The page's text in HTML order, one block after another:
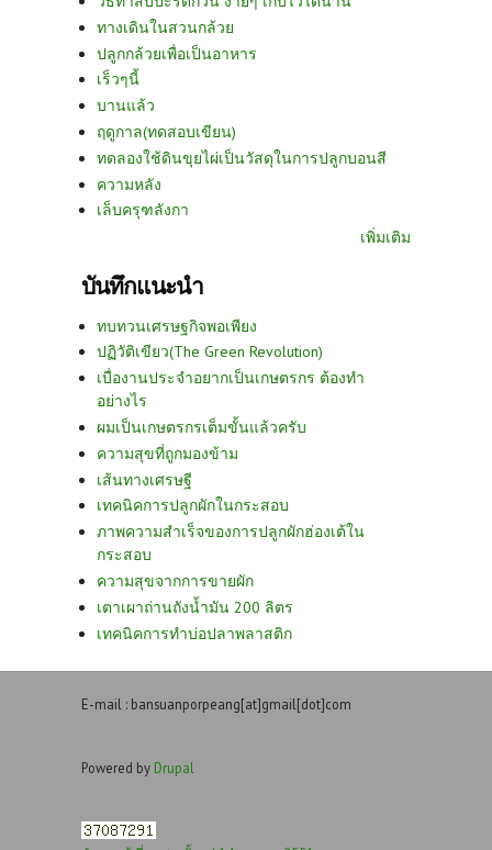
ทางเดินในสวนกล้วย
ปลูกกล้วยเพื่อเป็นอาหาร
เร็วๆนี้
บานแล้ว
ฤดูกาล(ทดสอบเขียน)
ทดลองใช้ดินขุยไผ่เป็นวัสดุในการปลูกบอนสี
ความหลัง
เล็บครุฑลังกา
เพิ่มเติม
บันทึกแนะนำ
ทบทวนเศรษฐกิจพอเพียง
ปฏิวัติเขียว(The Green Revolution)
เบื่องานประจำอยากเป็นเกษตรกร ต้องทำ
อย่างไร
ผมเป็นเกษตรกรเต็มขั้นแล้วครับ
ความสุขที่ถูกมองข้าม
เส้นทางเศรษฐี
เทคนิคการปลูกผักในกระสอบ
ภาพความสำเร็จของการปลูกผักฮ่องเต้ใน
กระสอบ
ความสุขจากการขายผัก
เตาเผาถ่านถังน้ำมัน 200 ลิตร
เทคนิคการทำบ่อปลาพลาสติก
E-mail : bansuanporpeang[at]gmail[dot]com
Powered by Drupal